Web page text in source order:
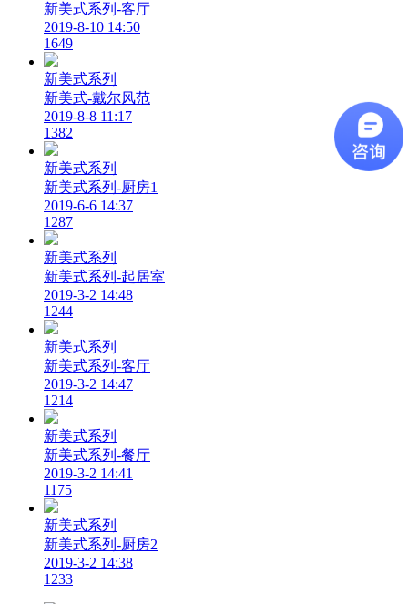
新美式系列-客厅
2019-8-10 14:50
1649
新美式系列
新美式-戴尔风范
2019-8-8 11:17
1382
新美式系列
新美式系列-厨房1
2019-6-6 14:37
1287
新美式系列
新美式系列-起居室
2019-3-2 14:48
1244
新美式系列
新美式系列-客厅
2019-3-2 14:47
1214
新美式系列
新美式系列-餐厅
2019-3-2 14:41
1175
新美式系列
新美式系列-厨房2
2019-3-2 14:38
1233